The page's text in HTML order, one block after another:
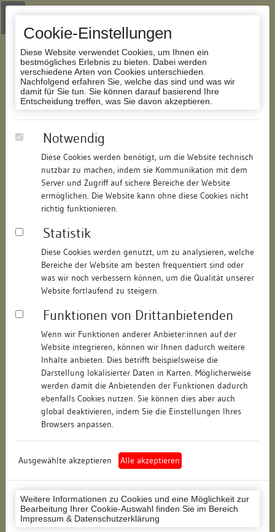
Cookie-Einstellungen
Diese Website verwendet Cookies, um Ihnen ein
bestmögliches Erlebnis zu bieten. Dabei werden
verschiedene Arten von Cookies unterschieden.
Nachfolgend erfahren Sie, welche das sind und was wir
damit für Sie tun. Sie können darauf basierend Ihre
Entscheidung treffen, was Sie davon akzeptieren.
Notwendig
Diese Cookies werden benötigt, um die Website technisch
nutzbar zu machen, indem sie Kommunikation mit dem
Server und Zugriff auf sichere Bereiche der Website
ermöglichen. Die Website kann ohne diese Cookies nicht
richtig funktionieren.
Statistik
Diese Cookies werden genutzt, um zu analysieren, welche
Bereiche der Website am besten frequentiert sind oder
was wir noch verbessern können, um die Qualität unserer
Website fortlaufend zu steigern.
Funktionen von Drittanbietenden
Wenn wir Funktionen anderer Anbieter:innen auf der
Website integrieren, können wir Ihnen dadurch weitere
Inhalte anbieten. Dies betrifft beispielsweise die
Darstellung lokalisierter Daten in Karten. Möglicherweise
werden damit die Anbietenden der Funktionen dadurch
ebenfalls Cookies nutzen. Sie können dies aber auch
global deaktivieren, indem Sie die Einstellungen Ihres
Browsers anpassen.
Ausgewählte akzeptieren Alle akzeptieren
Weitere Informationen zu Cookies und eine Möglichkeit zur
Bearbeitung Ihrer Cookie-Auswahl finden Sie im Bereich
Impressum & Datenschutzerklärung
Zur Navigation springen
Zum Inhalt der Website springen
Datenbank Bauforschung/Restaurierung
178928152021/Datum:04.05.2016
Datenbestand:
Bauforschung und Restaurierung
Als PDF herunterladen:
Objektdaten
Straße: Schulbrunnengasse
Hausnummer: 1
Postleitzahl: 74354
Stadt-Teilort: Besigheim
Regierungsbezirk: Stuttgart
Ludwigsburg (Landkreis)
Wohnplatzschlüssel: 8118007001
Flurstücknummer: keine
Historischer Straßenname: keiner
Lage des Wohnplatzes: